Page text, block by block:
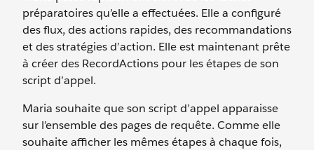
préparatoires qu’elle a effectuées. Elle a configuré
des flux, des actions rapides, des recommandations
et des stratégies d’action. Elle est maintenant prête
à créer des RecordActions pour les étapes de son
script d’appel.
Maria souhaite que son script d’appel apparaisse
sur l’ensemble des pages de requête. Comme elle
souhaite afficher les mêmes étapes à chaque fois,